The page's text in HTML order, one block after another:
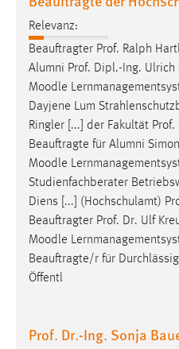
Relevanz:
Beauftragter Prof. Ralph
Alumni Prof. Dipl.-Ing.
Moodle
Dayjene Lum
Ringler [...] der Fakultät
Beauftragte für Alumni
Moodle
Studienfachberater
Diens [...] (Hochschulamt)
Beauftragter Prof. Dr. Ulf
Moodle
Beauftragte/r für
Öffentl
Prof. Dr.-Ing. Sonja
einloggen zu können.
Cookie Laufzeit:
24 Stunden
STATISTIK
Statistik Cookies
Diese Informationen
unsere Besucher unsere
Matomo
Name:
Zugriffsstatistik